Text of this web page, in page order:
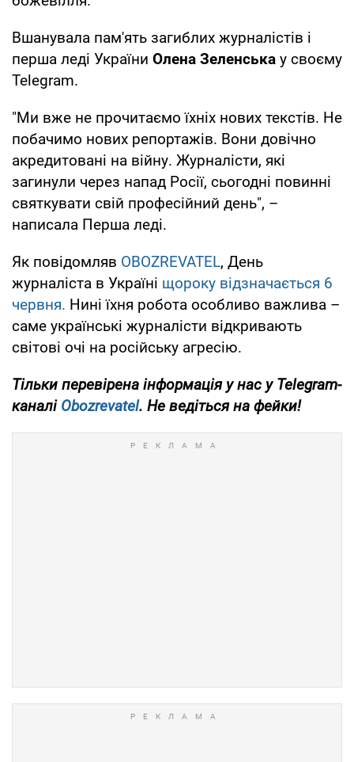
Вшанувала пам'ять загиблих журналістів і
перша леді України Олена Зеленська у своєму
Telegram.
"Ми вже не прочитаємо їхніх нових текстів. Не
побачимо нових репортажів. Вони довічно
акредитовані на війну. Журналісти, які
загинули через напад Росії, сьогодні повинні
святкувати свій професійний день", –
написала Перша леді.
Як повідомляв OBOZREVATEL, День
журналіста в Україні щороку відзначається 6
червня. Нині їхня робота особливо важлива –
саме українські журналісти відкривають
світові очі на російську агресію.
Тільки перевірена інформація у нас у Telegram-
каналі Obozrevatel. Не ведіться на фейки!